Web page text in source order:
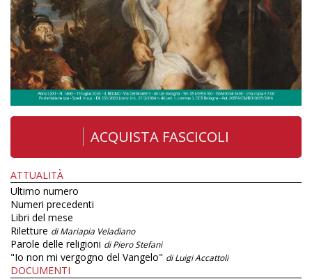
ACQUISTA FASCICOLI
ATTUALITÀ
Ultimo numero
Numeri precedenti
Libri del mese
Riletture di Mariapia Veladiano
Parole delle religioni di Piero Stefani
"Io non mi vergogno del Vangelo" di Luigi Accattoli
DOCUMENTI